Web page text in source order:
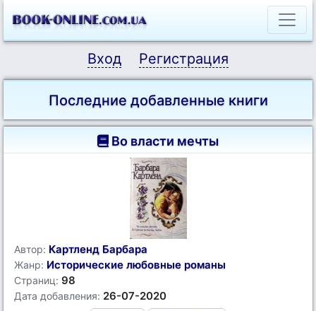
Вход Регистрация
Последние добавленные книги
Во власти мечты
Автор: Картленд Барбара
Жанр: Исторические любовные романы
Страниц: 98
Дата добавления: 26-07-2020